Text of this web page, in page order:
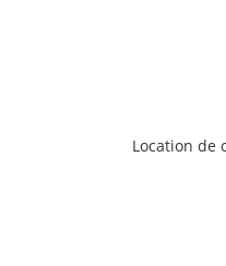
Location de